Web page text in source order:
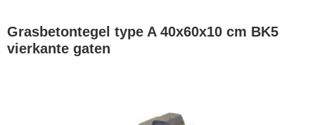
Grasbetontegel type A 40x60x10 cm BK5
vierkante gaten